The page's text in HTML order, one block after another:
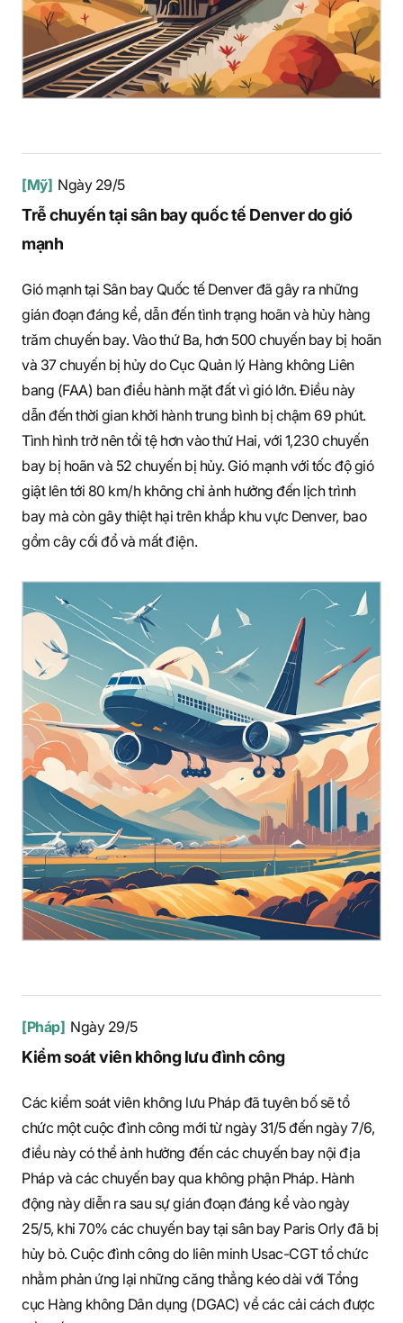
[Mỹ] Ngày 29/5
Trễ chuyến tại sân bay quốc tế Denver do gió
mạnh
Gió mạnh tại Sân bay Quốc tế Denver đã gây ra những
gián đoạn đáng kể, dẫn đến tình trạng hoãn và hủy hàng
trăm chuyến bay. Vào thứ Ba, hơn 500 chuyến bay bị hoãn
và 37 chuyến bị hủy do Cục Quản lý Hàng không Liên
bang (FAA) ban điều hành mặt đất vì gió lớn. Điều này
dẫn đến thời gian khởi hành trung bình bị chậm 69 phút.
Tình hình trở nên tồi tệ hơn vào thứ Hai, với 1,230 chuyến
bay bị hoãn và 52 chuyến bị hủy. Gió mạnh với tốc độ gió
giật lên tới 80 km/h không chỉ ảnh hưởng đến lịch trình
bay mà còn gây thiệt hại trên khắp khu vực Denver, bao
gồm cây cối đổ và mất điện.
[Pháp] Ngày 29/5
Kiểm soát viên không lưu đình công
Các kiểm soát viên không lưu Pháp đã tuyên bố sẽ tổ
chức một cuộc đình công mới từ ngày 31/5 đến ngày 7/6,
điều này có thể ảnh hưởng đến các chuyến bay nội địa
Pháp và các chuyến bay qua không phận Pháp. Hành
động này diễn ra sau sự gián đoạn đáng kể vào ngày
25/5, khi 70% các chuyến bay tại sân bay Paris Orly đã bị
hủy bỏ. Cuộc đình công do liên minh Usac-CGT tổ chức
nhằm phản ứng lại những căng thẳng kéo dài với Tổng
cục Hàng không Dân dụng (DGAC) về các cải cách được